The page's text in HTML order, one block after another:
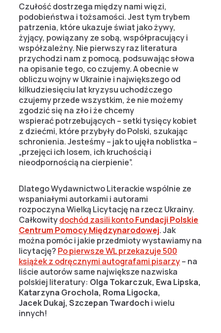
Czułość dostrzega między nami więzi,
podobieństwa i tożsamości. Jest tym trybem
patrzenia, które ukazuje świat jako żywy,
żyjący, powiązany ze sobą, współpracujący i
współzależny. Nie pierwszy raz literatura
przychodzi nam z pomocą, podsuwając słowa
na opisanie tego, co czujemy. A obecnie w
obliczu wojny w Ukrainie i największego od
kilkudziesięciu lat kryzysu uchodźczego
czujemy przede wszystkim, że nie możemy
zgodzić się na zło i że chcemy
wspierać potrzebujących – setki tysięcy kobiet
z dziećmi, które przybyły do Polski, szukając
schronienia. Jesteśmy – jak to ujęła noblistka –
„przejęci ich losem, ich kruchością i
nieodpornością na cierpienie”.
Dlatego Wydawnictwo Literackie wspólnie ze
wspaniałymi autorkami i autorami
rozpoczyna Wielką Licytację na rzecz Ukrainy.
Całkowitydochód zasili kontoFundacji Polskie
Centrum Pomocy Międzynarodowej. Jak
można pomóc i jakie przedmioty wystawiamy na
licytację? Po pierwsze WL przekazuje 500
książek z odręcznymi autografami pisarzy– na
liście autorów same największe nazwiska
polskiej literatury: Olga Tokarczuk, Ewa Lipska,
Katarzyna Grochola, Roma Ligocka,
Jacek Dukaj, Szczepan Twardoch i wielu
innych!